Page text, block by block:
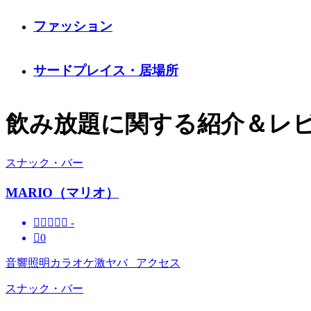
ファッション
サードプレイス・居場所
飲み放題に関する紹介＆レ
スナック・バー
MARIO（マリオ）
     -
0
音響照明カラオケ激ヤバ アクセス
スナック・バー